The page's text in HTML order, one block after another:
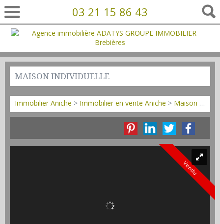
03 21 15 86 43
MAISON INDIVIDUELLE
Immobilier Aniche > Immobilier en vente Aniche > Maison Individuelle en vente Aniche
Vendu